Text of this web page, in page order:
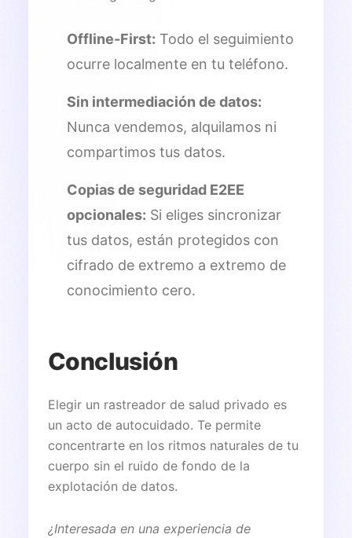
Offline-First: Todo el seguimiento
ocurre localmente en tu teléfono.
Sin intermediación de datos:
Nunca vendemos, alquilamos ni
compartimos tus datos.
Copias de seguridad E2EE
opcionales: Si eliges sincronizar
tus datos, están protegidos con
cifrado de extremo a extremo de
conocimiento cero.
Conclusión
Elegir un rastreador de salud privado es
un acto de autocuidado. Te permite
concentrarte en los ritmos naturales de tu
cuerpo sin el ruido de fondo de la
explotación de datos.
¿Interesada en una experiencia de